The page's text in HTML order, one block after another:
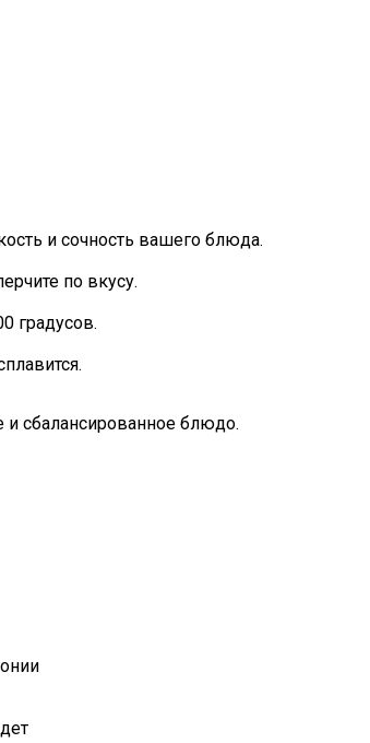
и сочность вашего блюда.
по вкусу.
градусов.
сбалансированное блюдо.